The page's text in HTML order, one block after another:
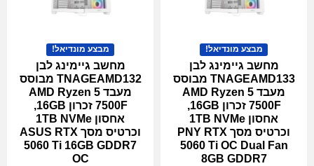
מבצע מונדיאל!
מחשב גיימינג לבן
TNAGEAMD133 מבוסס
מעבד AMD Ryzen 5
7500F זכרון 16GB,
אחסון 1TB NVMe
וכרטיס מסך PNY RTX
5060 Ti OC Dual Fan
8GB GDDR7
מבצע מונדיאל!
מחשב גיימינג לבן
TNAGEAMD132 מבוסס
מעבד AMD Ryzen 5
7500F זכרון 16GB,
אחסון 1TB NVMe
וכרטיס מסך ASUS RTX
5060 Ti 16GB GDDR7
OC